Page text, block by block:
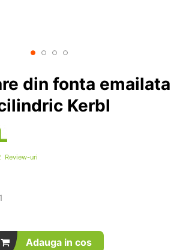
din fonta emailata
Kerbl
Review-uri
Adauga in cos